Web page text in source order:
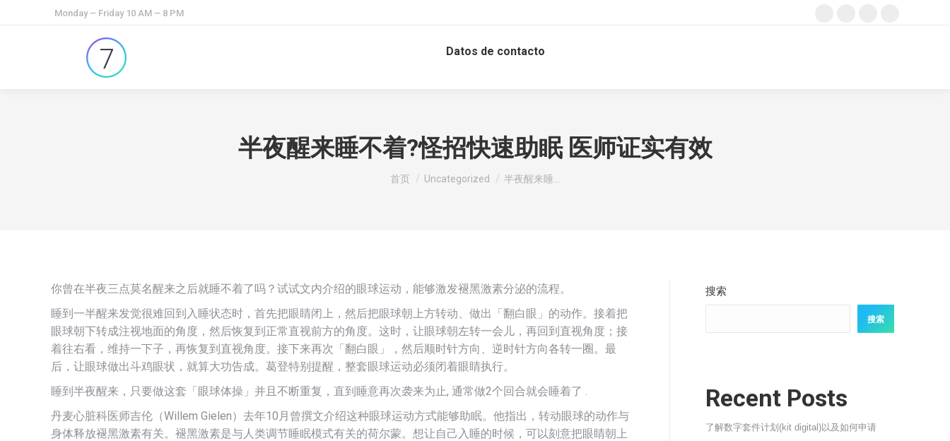
Monday – Friday 10 AM – 8 PM
Datos de contacto
半夜醒来睡不着?怪招快速助眠 医师证实有效
您在这里：
首页 Uncategorized 半夜醒来睡…
你曾在半夜三点莫名醒来之后就睡不着了吗？试试文内介绍的眼球运动，能够激发褪黑激素分泌的流程。
睡到一半醒来发觉很难回到入睡状态时，首先把眼睛闭上，然后把眼球朝上方转动、做出「翻白眼」的动作。接着把
眼球朝下转成注视地面的角度，然后恢复到正常直视前方的角度。这时，让眼球朝左转一会儿，再回到直视角度；接
着往右看，维持一下子，再恢复到直视角度。接下来再次「翻白眼」，然后顺时针方向、逆时针方向各转一圈。最
后，让眼球做出斗鸡眼状，就算大功告成。葛登特别提醒，整套眼球运动必须闭着眼睛执行。
睡到半夜醒来，只要做这套「眼球体操」并且不断重复，直到睡意再次袭来为止, 通常做2个回合就会睡着了 .
丹麦心脏科医师吉伦（Willem Gielen）去年10月曾撰文介绍这种眼球运动方式能够助眠。他指出，转动眼球的动作与
身体释放褪黑激素有关。褪黑激素是与人类调节睡眠模式有关的荷尔蒙。想让自己入睡的时候，可以刻意把眼睛朝上
搜索
搜索
Recent Posts
了解数字套件计划(kit digital)以及如何申请